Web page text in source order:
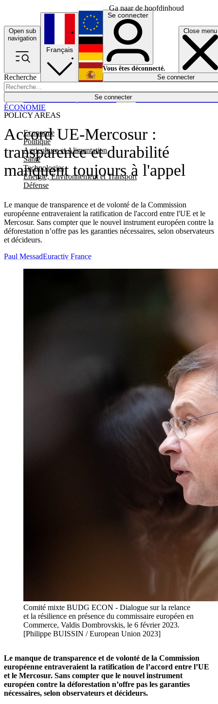
Ga naar de hoofdinhoud
Open sub
navigation
Close menu
Recherche
Se connecter
POLICY AREAS
Economie
Politique
Agriculture et Alimentation
Santé
Technologies
Energie, Environnement et Transport
Défense
Économie
Français
English
Deutsch
Español
Se connecter
Vous êtes déconnecté.
Se connecter
Accord UE-Mercosur :
transparence et durabilité
manquent toujours à l'appel
Le manque de transparence et de volonté de la Commission
européenne entraveraient la ratification de l'accord entre l'UE et le
Mercosur. Sans compter que le nouvel instrument européen contre la
déforestation n’offre pas les garanties nécessaires, selon observateurs
et décideurs.
ÉCONOMIE
Paul MessadEuractiv France
Comité mixte BUDG ECON - Dialogue sur la relance
et la résilience en présence du commissaire européen en
Commerce, Valdis Dombrovskis, le 6 février 2023.
[Philippe BUISSIN / European Union 2023]
Le manque de transparence et de volonté de la Commission
européenne entraveraient la ratification de l’accord entre l’UE
et le Mercosur. Sans compter que le nouvel instrument
européen contre la déforestation n’offre pas les garanties
nécessaires, selon observateurs et décideurs.